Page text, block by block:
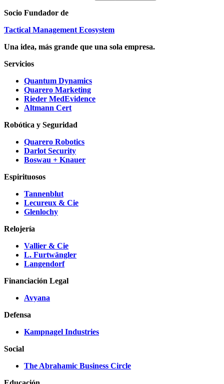
Socio Fundador de
Tactical Management Ecosystem
Una idea, más grande que una sola empresa.
Servicios
Quantum Dynamics
Quarero Marketing
Rieder MedEvidence
Altmann Cert
Robótica y Seguridad
Quarero Robotics
Darlot Security
Boswau + Knauer
Espirituosos
Tannenblut
Lecureux & Cie
Glenlochy
Relojería
Vallier & Cie
L. Furtwängler
Langendorf
Financiación Legal
Avyana
Defensa
Kampnagel Industries
Social
The Abrahamic Business Circle